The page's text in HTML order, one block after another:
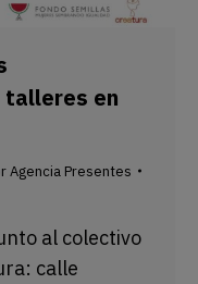
talleres en
Agencia Presentes
al colectivo
calle